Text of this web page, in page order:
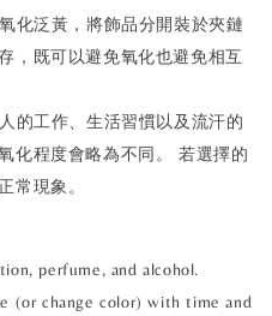
化泛黃，將飾品分開裝於夾鏈
，既可以避免氧化也避免相互
的工作、生活習慣以及流汗的
化程度會略為不同。 若選擇的
常現象。
perfume, and alcohol.
(or change color) with time and